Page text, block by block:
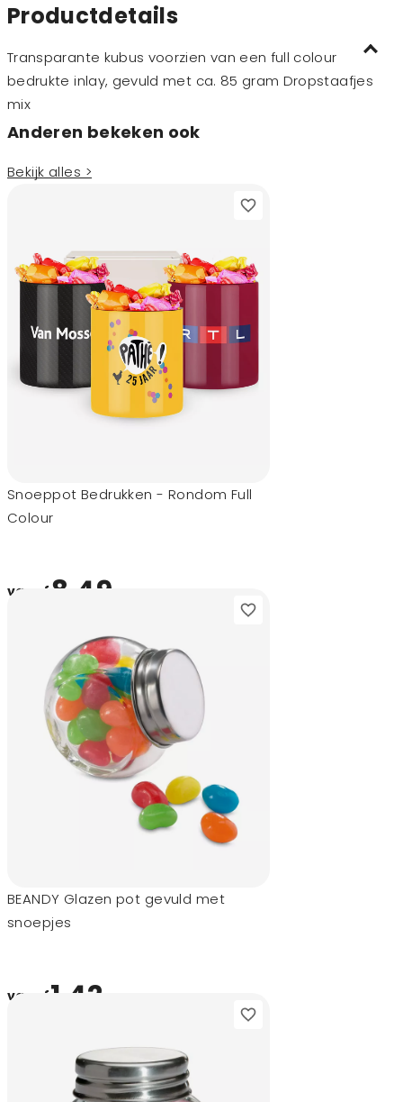
Productdetails
Transparante kubus voorzien van een full colour
bedrukte inlay, gevuld met ca. 85 gram Dropstaafjes
mix
Anderen bekeken ook
Bekijk alles >
Snoeppot Bedrukken - Rondom Full
Colour
vanaf 8,49
BEANDY Glazen pot gevuld met
snoepjes
vanaf1,42